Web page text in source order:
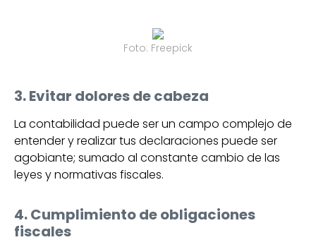
Foto: Freepick
3. Evitar dolores de cabeza
La contabilidad puede ser un campo complejo de
entender y realizar tus declaraciones puede ser
agobiante; sumado al constante cambio de las
leyes y normativas fiscales.
4. Cumplimiento de obligaciones
fiscales